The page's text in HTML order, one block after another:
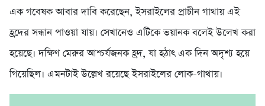
এক গবেষক আবার দাবি করেছেন, ইসরাইলের প্রাচীন গাথায় এই
হ্রদের সন্ধান পাওয়া যায়। সেখানেও এটিকে ভয়ানক বলেই উলে­খ করা
হয়েছে। দক্ষিণ মেরুর আশ্চর্যজনক হ্রদ, যা হঠাৎ এক দিন অদৃশ্য হয়ে
গিয়েছিল। এমনটাই উল্লে­খ রয়েছে ইসরাইলের লোক-গাথায়।